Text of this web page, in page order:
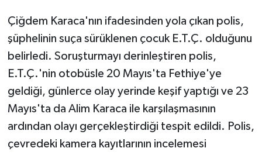
Çiğdem Karaca'nın ifadesinden yola çıkan polis,
şüphelinin suça sürüklenen çocuk E.T.Ç. olduğunu
belirledi. Soruşturmayı derinleştiren polis,
E.T.Ç.'nin otobüsle 20 Mayıs'ta Fethiye'ye
geldiği, günlerce olay yerinde keşif yaptığı ve 23
Mayıs'ta da Alim Karaca ile karşılaşmasının
ardından olayı gerçekleştirdiği tespit edildi. Polis,
çevredeki kamera kayıtlarının incelemesi